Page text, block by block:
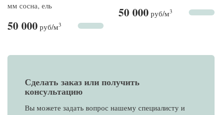
мм сосна, ель
50 000 руб/м3
50 000 руб/м3
Сделать заказ или получить
консультацию
Вы можете задать вопрос нашему специалисту и